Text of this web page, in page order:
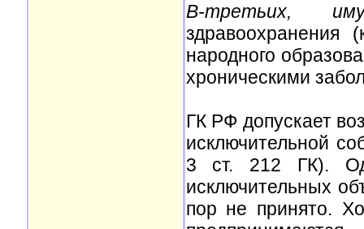
В-третьих,
здравоохранения
народного
хроническими
ГК РФ допускает
исключительной
3 ст. 212 ГК).
исключительных
пор не принято.